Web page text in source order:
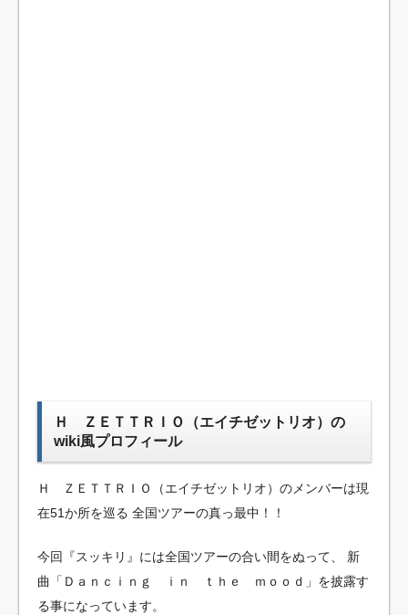
Ｈ ＺＥＴＴＲＩＯ（エイチゼットリオ）の
wiki風プロフィール
Ｈ ＺＥＴＴＲＩＯ（エイチゼットリオ）のメンバーは現
在51か所を巡る 全国ツアーの真っ最中！！
今回『スッキリ』には全国ツアーの合い間をぬって、
新
曲「Ｄａｎｃｉｎｇ ｉｎ ｔｈｅ ｍｏｏｄ」を披露す
る事になっています。